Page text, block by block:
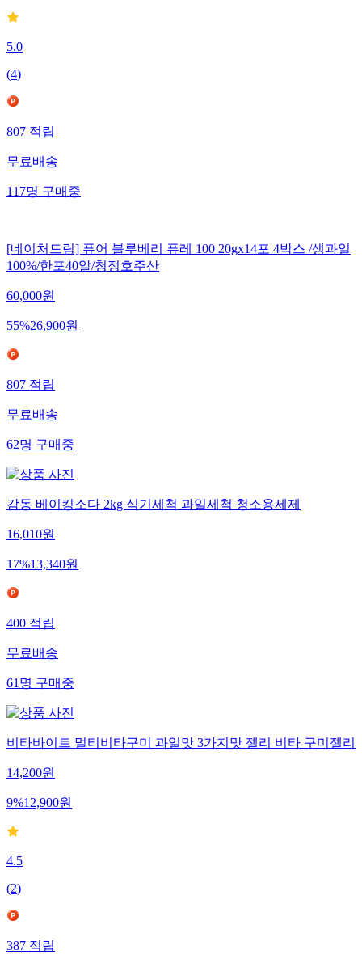
5.0
(4)
807적립
무료배송
117명구매중
[네이처드림] 퓨어 블루베리 퓨레 100 20gx14포 4박스 /생과일
100%/한포40알/청정호주산
60,000원
55%26,900원
807적립
무료배송
62명구매중
감동 베이킹소다 2kg 식기세척 과일세척 청소용세제
16,010원
17%13,340원
400적립
무료배송
61명구매중
비타바이트 멀티비타구미 과일맛 3가지맛 젤리 비타 구미젤리
14,200원
9%12,900원
4.5
(2)
387적립